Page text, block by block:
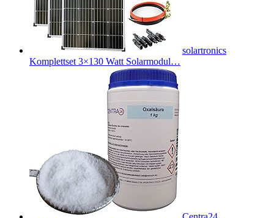
solartronics
Komplettset 3×130 Watt Solarmodul…